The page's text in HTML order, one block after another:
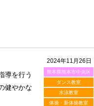
2024年11月26日
熊本県熊本市中央区
ダンス教室
水泳教室
体操・新体操教室
導を行う
健やかな